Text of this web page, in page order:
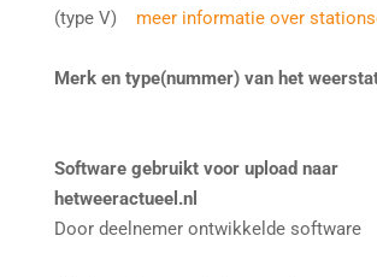
(type V) meer informatie over
Merk en type(nummer) van het
Software gebruikt voor upload naar
hetweeractueel.nl
Door deelnemer ontwikkelde software